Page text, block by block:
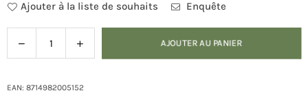
Ajouter à la liste de souhaits Enquête
Diminuer
la
pour
Augmenter
la
pour
AJOUTER AU PANIER
EAN: 8714982005152